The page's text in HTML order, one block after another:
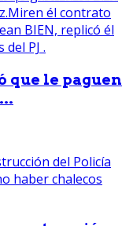
le paguen